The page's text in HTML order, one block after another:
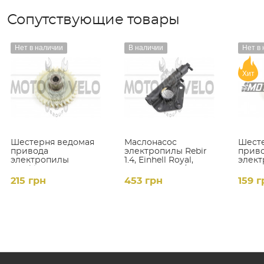
Сопутствующие товары
Шестерня ведомая
привода
электропилы
74мм 33 шлицов с
левым наклоном)
Нет в наличии
215 грн
Маслонасос
электропилы Rebir
1.4, Einhell Royal,
MaxCut, Stern
В наличии
453 грн
Нет в
Хит
159